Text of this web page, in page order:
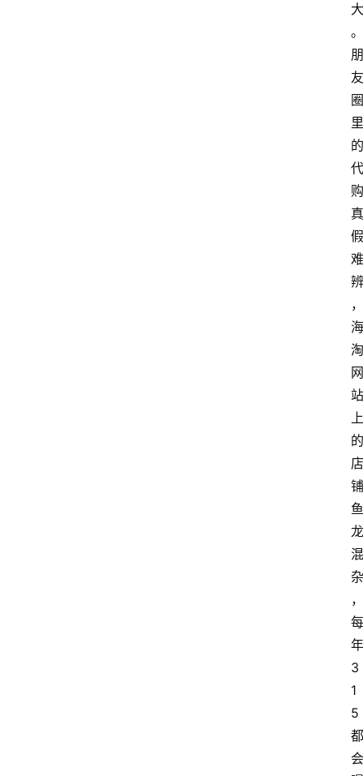
大
。
朋
友
圈
里
的
代
购
真
假
难
辨
，
海
淘
网
站
上
的
店
铺
鱼
龙
混
杂
，
每
年
3
1
5
都
会